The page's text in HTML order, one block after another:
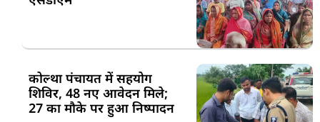
कोल्था पंचायत में सहयोग
शिविर, 48 नए आवेदन मिले;
27 का मौके पर हुआ निष्पादन